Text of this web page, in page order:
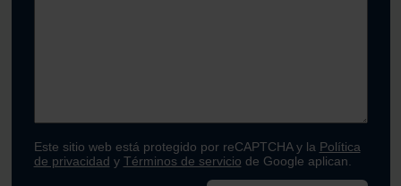
Este sitio web está protegido por reCAPTCHA y la Política
de privacidad y Términos de servicio de Google aplican.